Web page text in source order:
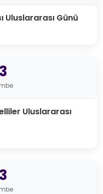
Uluslararası Günü
Uluslararası